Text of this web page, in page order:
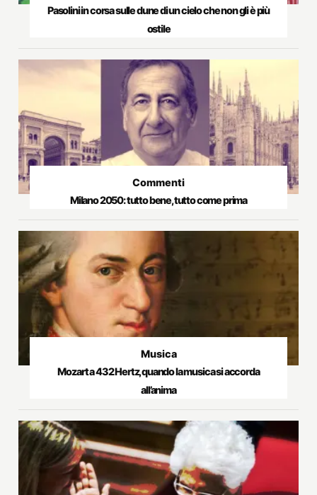
Pasolini in corsa sulle dune di un cielo che non gli è più
ostile
Commenti
Milano 2050: tutto bene, tutto come prima
Musica
Mozart a 432 Hertz, quando la musica si accorda
all’anima